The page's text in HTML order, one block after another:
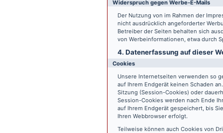
Widerspruch gegen Werbe-E-Mails
Der Nutzung von im Rahmen der
nicht ausdrücklich angeforderter
Betreiber der Seiten behalten sich
von Werbeinformationen, etwa durch
4. Datenerfassung auf dieser
Cookies
Unsere Internetseiten verwenden so
auf Ihrem Endgerät keinen Schaden
Sitzung (Session-Cookies) oder
Session-Cookies werden nach Ende
auf Ihrem Endgerät gespeichert, bis
Ihren Webbrowser erfolgt.
Teilweise können auch Cookies von